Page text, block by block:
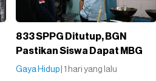
833 SPPG Ditutup, BGN
Pastikan Siswa Dapat MBG
Gaya Hidup | 1 hari yang lalu